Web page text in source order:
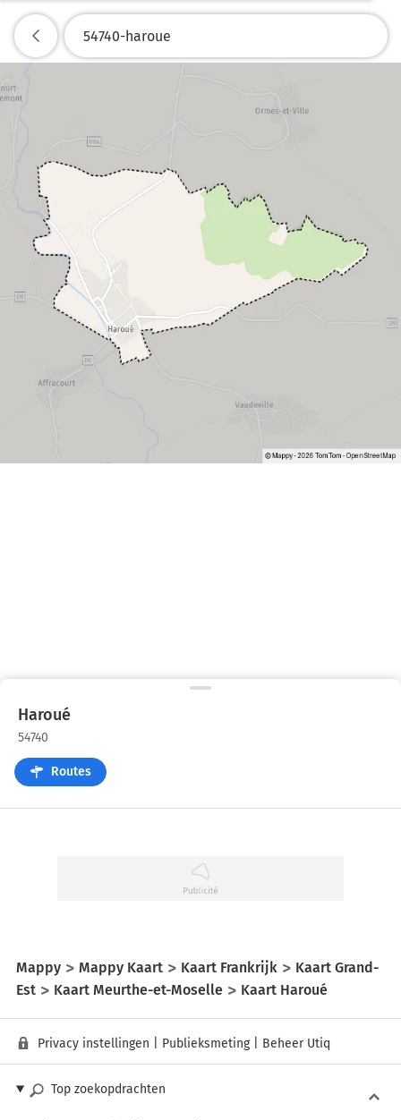
Haroué
54740
Routes
Mappy Mappy Kaart Kaart Frankrijk
Kaart Grand-
Est
Kaart Meurthe-et-Moselle Kaart Haroué
Privacy instellingen Publieksmeting| Beheer Utiq
Top zoekopdrachten